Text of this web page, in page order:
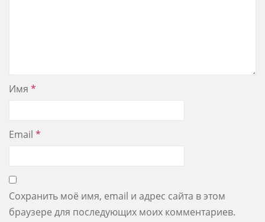
Имя *
Email *
Сохранить моё имя, email и адрес сайта в этом
браузере для последующих моих комментариев.